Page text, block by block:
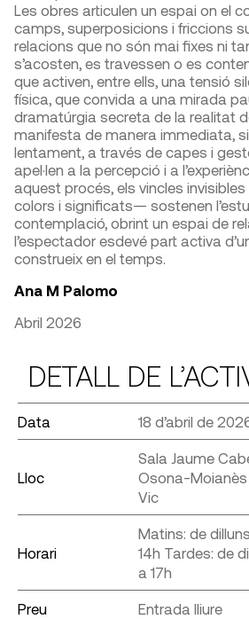
Les obres articulen un espai on el
camps, superposicions i friccions
relacions que no són mai fixes ni
s’acosten, es travessen o es
que activen, entre ells, una tensió
física, que convida a una mirada
dramatúrgia secreta de la realitat
manifesta de manera immediata,
lentament, a través de capes i
apel·len a la percepció i a
aquest procés, els vincles
colors i significats— sostenen
contemplació, obrint un espai de
l’espectador esdevé part activa
construeix en el temps.
Ana M Palomo
Abril 2026
DETALL DE
Data 18 d’abril de
Lloc
Sala Jaume
Osona-Moianès
Vic
Horari
Matins: de
14h Tardes: de
a 17h
Preu Entrada lliure